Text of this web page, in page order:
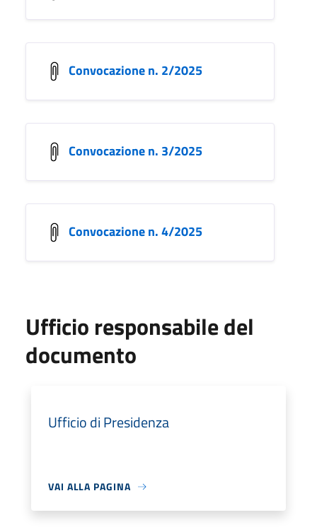
Convocazione n. 2/2025
Convocazione n. 3/2025
Convocazione n. 4/2025
Ufficio responsabile del
documento
Ufficio di Presidenza
VAI ALLA PAGINA